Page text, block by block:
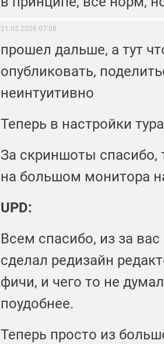
21.05.2026 07:08
прошел дальше, а тут
опубликовать,
неинтуитивно
Теперь в настройки
За скриншоты спасибо,
на большом монитора
UPD:
Всем спасибо, из за
сделал редизайн
фичи, и чего то не
поудобнее.
Теперь просто из